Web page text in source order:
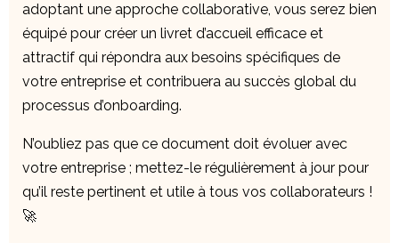
adoptant une approche collaborative, vous serez bien
équipé pour créer un livret d’accueil efficace et
attractif qui répondra aux besoins spécifiques de
votre entreprise et contribuera au succès global du
processus d’onboarding.
N’oubliez pas que ce document doit évoluer avec
votre entreprise ; mettez-le régulièrement à jour pour
qu’il reste pertinent et utile à tous vos collaborateurs !
🚀